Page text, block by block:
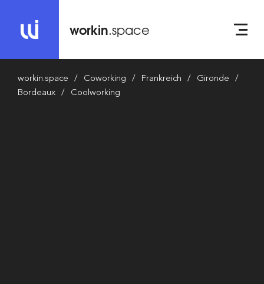
workin.space
workin.space Coworking Frankreich
Gironde
Bordeaux
Coolworking